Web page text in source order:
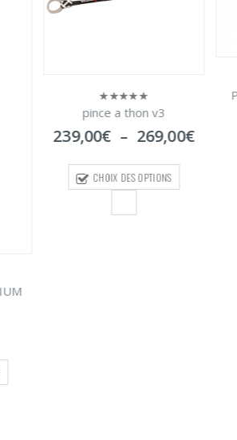
269,00€Plage
prix :
239,00€
269,00€
CHOIX DES OPTIONS
PINCE
6,00
CHOIX DES